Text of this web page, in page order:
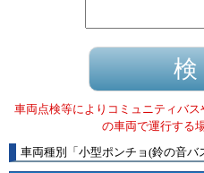
車両点検等によりコミュニティバ
の車両で運行する
車両種別
「 小型ポンチョ(鈴の音バ